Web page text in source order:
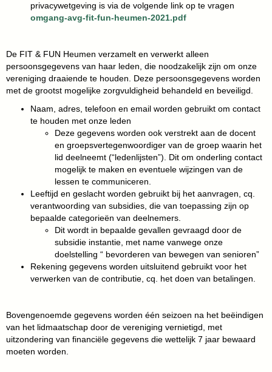
privacywetgeving is via de volgende link op te vragen
omgang-avg-fit-fun-heumen-2021.pdf
De FIT & FUN Heumen verzamelt en verwerkt alleen
persoonsgegevens van haar leden, die noodzakelijk zijn om onze
vereniging draaiende te houden. Deze persoonsgegevens worden
met de grootst mogelijke zorgvuldigheid behandeld en beveiligd.
Naam, adres, telefoon en email worden gebruikt om contact
te houden met onze leden
Deze gegevens worden ook verstrekt aan de docent
en groepsvertegenwoordiger van de groep waarin het
lid deelneemt (“ledenlijsten”). Dit om onderling contact
mogelijk te maken en eventuele wijzingen van de
lessen te communiceren.
Leeftijd en geslacht worden gebruikt bij het aanvragen, cq.
verantwoording van subsidies, die van toepassing zijn op
bepaalde categorieën van deelnemers.
Dit wordt in bepaalde gevallen gevraagd door de
subsidie instantie, met name vanwege onze
doelstelling “ bevorderen van bewegen van senioren”
Rekening gegevens worden uitsluitend gebruikt voor het
verwerken van de contributie, cq. het doen van betalingen.
Bovengenoemde gegevens worden één seizoen na het beëindigen
van het lidmaatschap door de vereniging vernietigd, met
uitzondering van financiële gegevens die wettelijk 7 jaar bewaard
moeten worden.